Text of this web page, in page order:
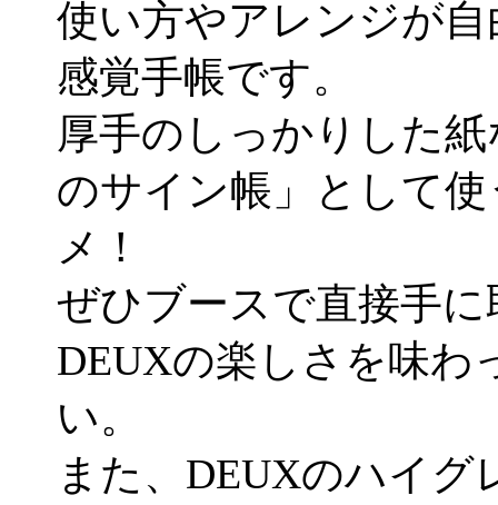
使い方やアレンジが
感覚手帳です。
厚手のしっかりした
のサイン帳」として
メ！
ぜひブースで直接手に
DEUXの楽しさを味わ
い。
また、DEUXのハイグ